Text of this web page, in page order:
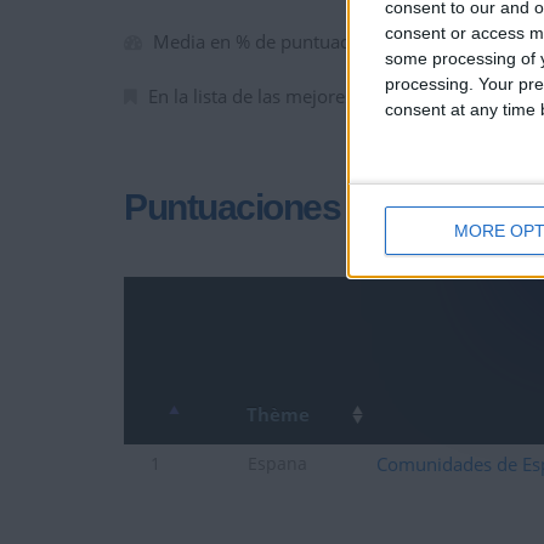
consent to our and
consent or access
some processing of
processing. Your
consent at any time
MORE
Media en % de puntuación max. :100%
En la lista de las mejores partidas :0
Puntuaciones
Thème
Comunidades de